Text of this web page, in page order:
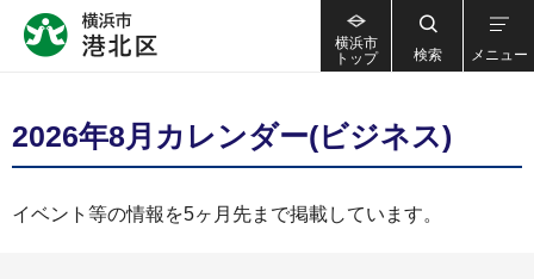
横浜市
トップ
検索 メニュー
2026年8月カレンダー(ビジネス)
イベント等の情報を5ヶ月先まで掲載しています。